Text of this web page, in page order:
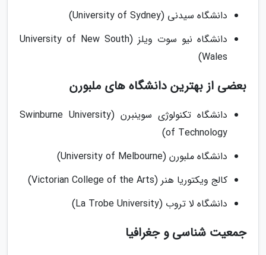
دانشگاه سیدنی (University of Sydney)
دانشگاه نیو سوت ویلز (University of New South
Wales)
بعضی از بهترین دانشگاه های ملبورن
دانشگاه تکنولوژی سوینبرن (Swinburne University
of Technology)
دانشگاه ملبورن (University of Melbourne)
کالج ویکتوریا هنر (Victorian College of the Arts)
دانشگاه لا تروب (La Trobe University)
جمعیت شناسی و جغرافیا